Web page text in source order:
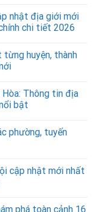
nhật địa giới mới
chi tiết 2026
huyện, thành
Hòa: Thông tin địa
bật
phường, tuyến
cập nhật mới nhất
phá toàn cảnh 16